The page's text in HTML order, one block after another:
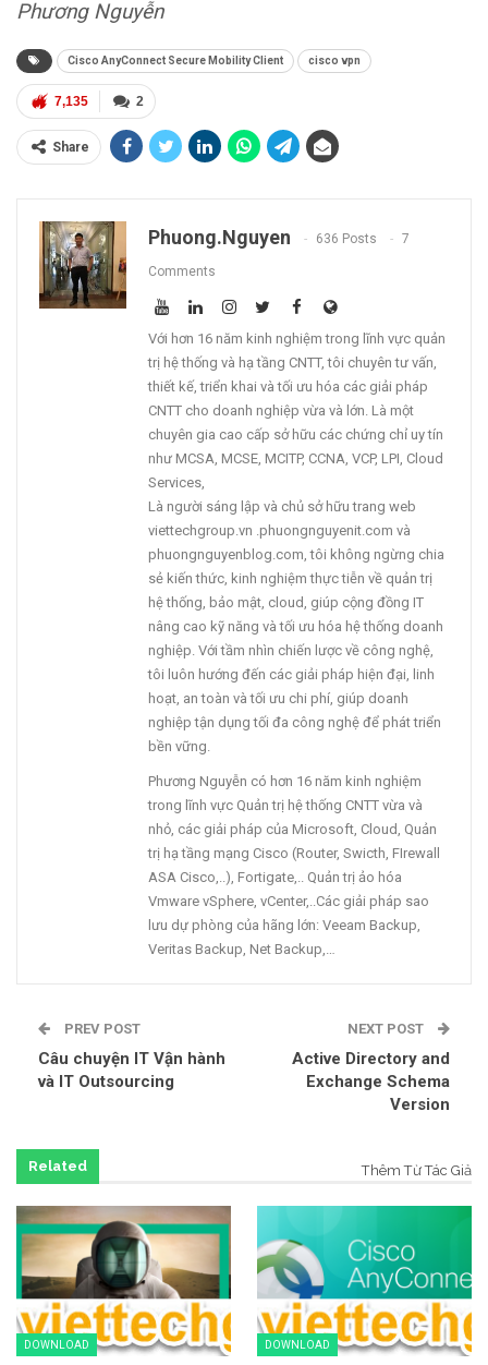
Phương Nguyễn
Cisco AnyConnect Secure Mobility Client cisco vpn
2
7,135
Share
Phuong.nguyen 636 Posts 7
Comments
Với hơn 16 năm kinh nghiệm trong lĩnh vực quản
trị hệ thống và hạ tầng CNTT, tôi chuyên tư vấn,
thiết kế, triển khai và tối ưu hóa các giải pháp
CNTT cho doanh nghiệp vừa và lớn. Là một
chuyên gia cao cấp sở hữu các chứng chỉ uy tín
như MCSA, MCSE, MCITP, CCNA, VCP, LPI, Cloud
Services,
Là người sáng lập và chủ sở hữu trang web
viettechgroup.vn .phuongnguyenit.com và
phuongnguyenblog.com, tôi không ngừng chia
sẻ kiến thức, kinh nghiệm thực tiễn về quản trị
hệ thống, bảo mật, cloud, giúp cộng đồng IT
nâng cao kỹ năng và tối ưu hóa hệ thống doanh
nghiệp. Với tầm nhìn chiến lược về công nghệ,
tôi luôn hướng đến các giải pháp hiện đại, linh
hoạt, an toàn và tối ưu chi phí, giúp doanh
nghiệp tận dụng tối đa công nghệ để phát triển
bền vững.
Phương Nguyễn có hơn 16 năm kinh nghiệm
trong lĩnh vực Quản trị hệ thống CNTT vừa và
nhỏ, các giải pháp của Microsoft, Cloud, Quản
trị hạ tầng mạng Cisco (Router, Swicth, FIrewall
ASA Cisco,..), Fortigate,.. Quản trị ảo hóa
Vmware vSphere, vCenter,..Các giải pháp sao
lưu dự phòng của hãng lớn: Veeam Backup,
Veritas Backup, Net Backup,…
PREV POST
Câu chuyện IT Vận hành
và IT Outsourcing
NEXT POST
Active Directory and
Exchange Schema
Version
Related Thêm Từ Tác Giả
DOWNLOAD DOWNLOAD